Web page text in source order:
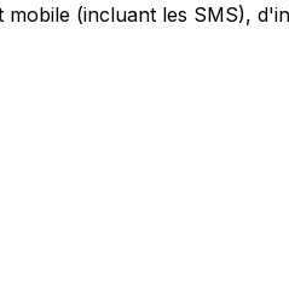
(incluant les SMS),